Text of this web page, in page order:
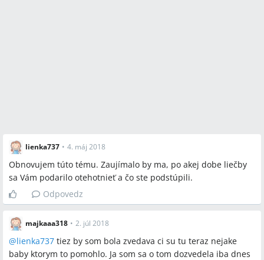
lienka737 • 4. máj 2018
Obnovujem túto tému. Zaujímalo by ma, po akej dobe liečby
sa Vám podarilo otehotnieť a čo ste podstúpili.
Odpovedz
majkaaa318 • 2. júl 2018
@lienka737 tiez by som bola zvedava ci su tu teraz nejake
baby ktorym to pomohlo. Ja som sa o tom dozvedela iba dnes